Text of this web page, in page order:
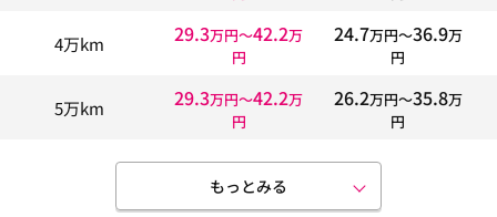
4万km 29.3万円〜42.2万
円
24.7万円〜36.9万
円
5万km 29.3万円〜42.2万
円
26.2万円〜35.8万
円
もっとみる